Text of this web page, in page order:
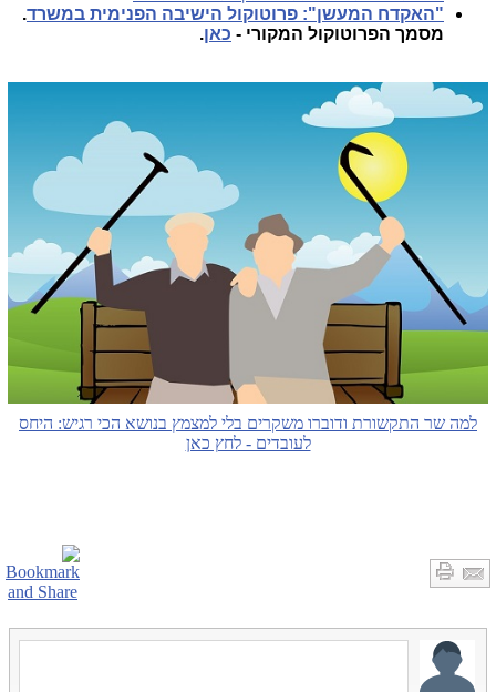
"האקדח המעשן": פרוטוקול הישיבה הפנימית במשרד.
מסמך הפרוטוקול המקורי - כאן.
למה שר התקשורת ודוברו משקרים בלי למצמץ בנושא הכי רגיש: היחס
לעובדים - לחץ כאן